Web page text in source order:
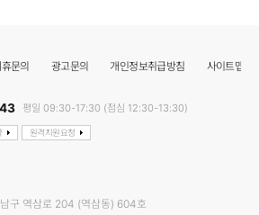
문의 광고문의 개인정보취급방침 사이트맵
평일 09:30-17:30 (점심 12:30-13:30)
원격지원요청
구 역삼로 204 (역삼동) 604호